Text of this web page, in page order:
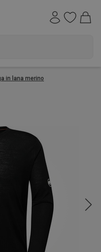
in lana merino